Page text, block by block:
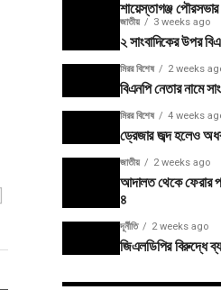
শায়েস্তাগঞ্জ
জাতীয় 3 weeks ago
২ সাংবাদিকের উপর
মিরর বিশেষ 2 weeks
বিএনপি নেতার নামে
মিরর বিশেষ 4 weeks
ড্রেজার জব্দ হলেও
জাতীয় 2 weeks ago
আদালত থেকে ফেরার
৪
দূর্নীতি 2 weeks ago
জিএলডিপির বিরুদ্ধে